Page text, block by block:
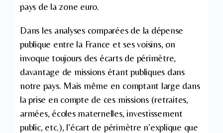
pays de la zone euro.
Dans les analyses comparées de la dépense
publique entre la France et ses voisins, on
invoque toujours des écarts de périmètre,
davantage de missions étant publiques dans
notre pays. Mais même en comptant large dans
la prise en compte de ces missions (retraites,
armées, écoles maternelles, investissement
public, etc.), l’écart de périmètre n’explique que